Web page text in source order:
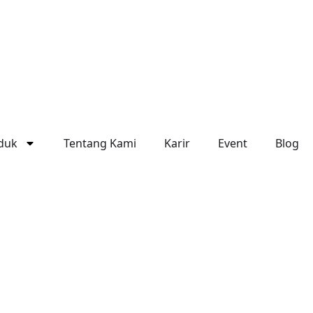
Tentang Kami Karir Event Blog